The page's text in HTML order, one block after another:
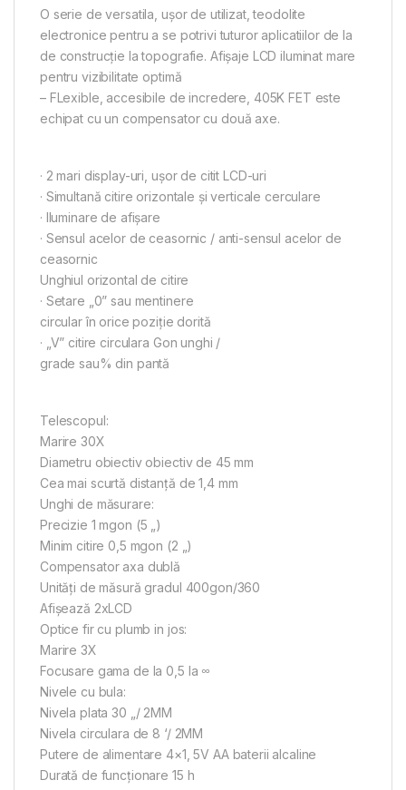
O serie de versatila, uşor de utilizat, teodolite
electronice pentru a se potrivi tuturor aplicatiilor de la
de construcţie la topografie. Afişaje LCD iluminat mare
pentru vizibilitate optimă
– FLexible, accesibile de incredere, 405K FET este
echipat cu un compensator cu două axe.
· 2 mari display-uri, uşor de citit LCD-uri
· Simultană citire orizontale şi verticale cerculare
· Iluminare de afişare
· Sensul acelor de ceasornic / anti-sensul acelor de
ceasornic
Unghiul orizontal de citire
· Setare „0” sau mentinere
circular în orice poziţie dorită
· „V” citire circulara Gon unghi /
grade sau% din pantă
Telescopul:
Marire 30X
Diametru obiectiv obiectiv de 45 mm
Cea mai scurtă distanţă de 1,4 mm
Unghi de măsurare:
Precizie 1 mgon (5 „)
Minim citire 0,5 mgon (2 „)
Compensator axa dublă
Unităţi de măsură gradul 400gon/360
Afişează 2xLCD
Optice fir cu plumb in jos:
Marire 3X
Focusare gama de la 0,5 la ∞
Nivele cu bula:
Nivela plata 30 „/ 2MM
Nivela circulara de 8 ‘/ 2MM
Putere de alimentare 4×1, 5V AA baterii alcaline
Durată de funcţionare 15 h